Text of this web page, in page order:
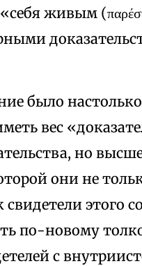
живым
было
вес
но
они не
этого
по-новому
с